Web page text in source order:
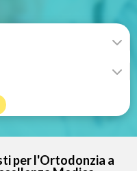
per l'Ortodonzia a